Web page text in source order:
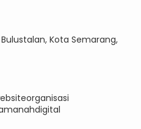
Kota Semarang,